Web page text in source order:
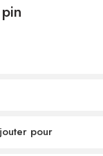
pour